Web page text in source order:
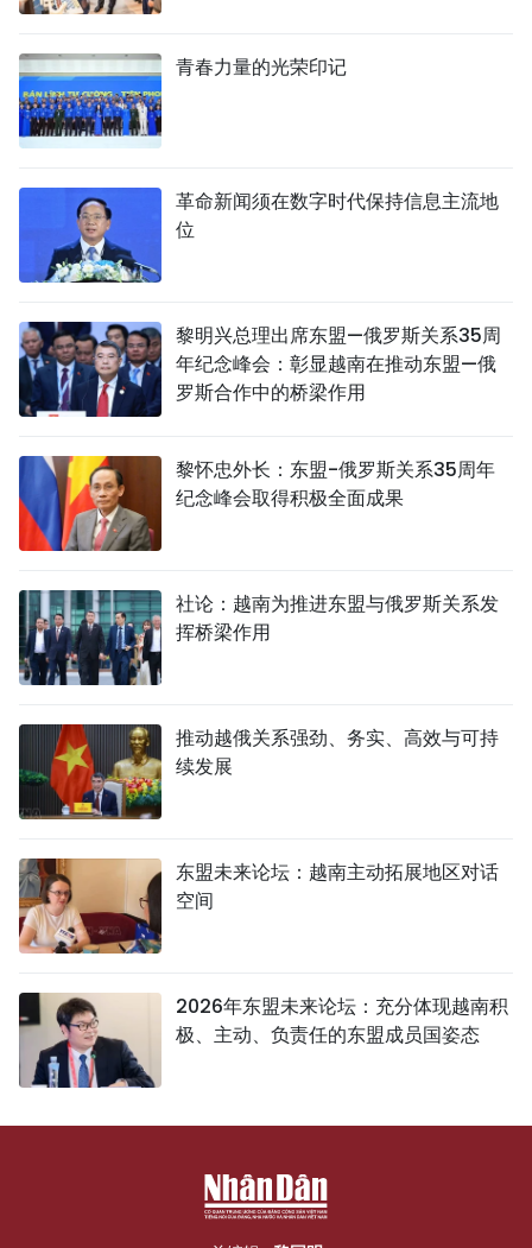
青春力量的光荣印记
革命新闻须在数字时代保持信息主流地
位
黎明兴总理出席东盟—俄罗斯关系35周
年纪念峰会：彰显越南在推动东盟—俄
罗斯合作中的桥梁作用
黎怀忠外长：东盟-俄罗斯关系35周年
纪念峰会取得积极全面成果
社论：越南为推进东盟与俄罗斯关系发
挥桥梁作用
推动越俄关系强劲、务实、高效与可持
续发展
东盟未来论坛：越南主动拓展地区对话
空间
2026年东盟未来论坛：充分体现越南积
极、主动、负责任的东盟成员国姿态